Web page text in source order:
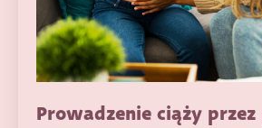
Prowadzenie ciąży przez